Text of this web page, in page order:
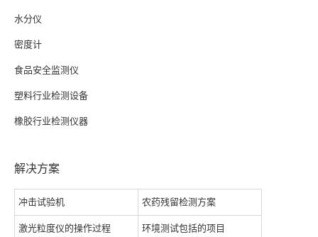
水分仪
密度计
食品安全监测仪
塑料行业检测设备
橡胶行业检测仪器
解决方案
冲击试验机 农药残留检测方案
激光粒度仪的操作过程 环境测试包括的项目